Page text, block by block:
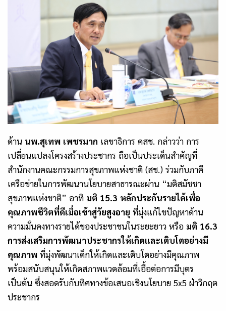
ด้าน นพ.สุเทพ เพชรมาก เลขาธิการ คสช. กล่าวว่า การ
เปลี่ยนแปลงโครงสร้างประชากร ถือเป็นประเด็นสำคัญที่
สำนักงานคณะกรรมการสุขภาพแห่งชาติ (สช.) ร่วมกับภาคี
เครือข่ายในการพัฒนานโยบายสาธารณะผ่าน “มติสมัชชา
สุขภาพแห่งชาติ” อาทิ มติ 15.3 หลักประกันรายได้เพื่อ
คุณภาพชีวิตที่ดีเมื่อเข้าสู่วัยสูงอายุ ที่มุ่งแก้ไขปัญหาด้าน
ความมั่นคงทางรายได้ของประชาชนในระยะยาว หรือ มติ 16.3
การส่งเสริมการพัฒนาประชากรให้เกิดและเติบโตอย่างมี
คุณภาพ ที่มุ่งพัฒนาเด็กให้เกิดและเติบโตอย่างมีคุณภาพ
พร้อมสนับสนุนให้เกิดสภาพแวดล้อมที่เอื้อต่อการมีบุตร
เป็นต้น ซึ่งสอดรับกับทิศทางข้อเสนอเชิงนโยบาย 5x5 ฝ่าวิกฤต
ประชากร